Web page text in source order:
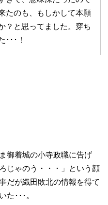
たのも、もしかして本願
？と思ってました。穿ち
･･･！
御着城の小寺政職に告げ
じゃのう・・・」という顔
だが織田敗北の情報を得て
た･･･。